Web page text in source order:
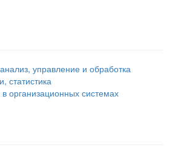
управление и обработка
статистика
организационных системах